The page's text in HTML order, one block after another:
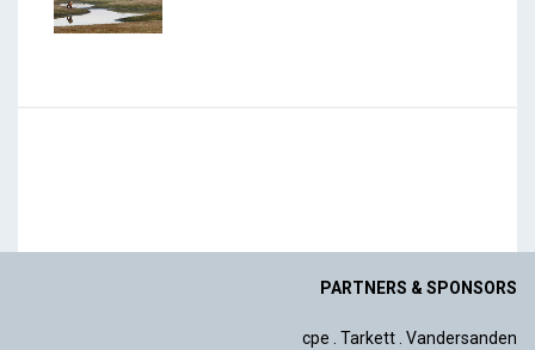
PARTNERS & SPONSORS
cpe . Tarkett. Vandersanden